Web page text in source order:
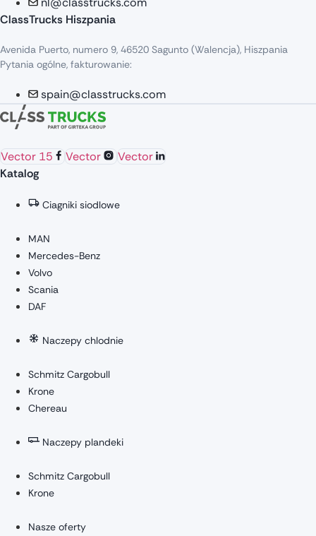
ClassTrucks Hiszpania
Avenida Puerto, numero 9, 46520 Sagunto (Walencja), Hiszpania
Pytania ogólne, fakturowanie:
spain@classtrucks.com
Vector 15 Vector
Vector
Katalog
Ciagniki siodlowe
MAN
Mercedes-Benz
Volvo
Scania
DAF
Naczepy chlodnie
Schmitz Cargobull
Krone
Chereau
Naczepy plandeki
Schmitz Cargobull
Krone
Nasze oferty